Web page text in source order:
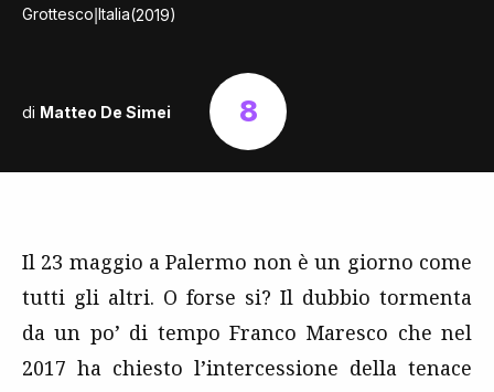
Grottesco|Italia(2019)
di Matteo De Simei 8
Il 23 maggio a Palermo non è un giorno come
tutti gli altri. O forse si? Il dubbio tormenta
da un po’ di tempo Franco Maresco che nel
2017 ha chiesto l’intercessione della tenace